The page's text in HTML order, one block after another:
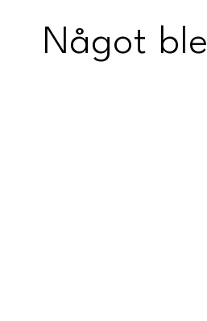
Något